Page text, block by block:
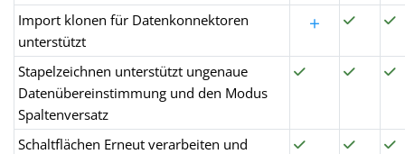
Import klonen für Datenkonnektoren
unterstützt
+
Stapelzeichnen unterstützt ungenaue
Datenübereinstimmung und den Modus
Spaltenversatz
Schaltflächen Erneut verarbeiten und